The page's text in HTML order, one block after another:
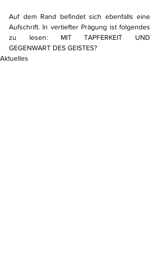
Auf dem Rand befindet sich ebenfalls eine
Aufschrift. In vertiefter Prägung ist folgendes
zu lesen: MIT TAPFERKEIT UND
GEGENWART DES GEISTES?
Aktuelles